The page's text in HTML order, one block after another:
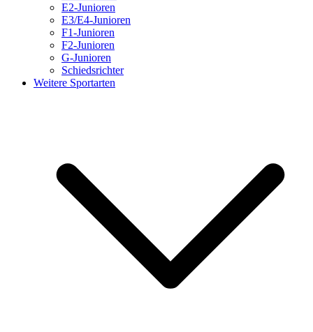
E2-Junioren
E3/E4-Junioren
F1-Junioren
F2-Junioren
G-Junioren
Schiedsrichter
Weitere Sportarten